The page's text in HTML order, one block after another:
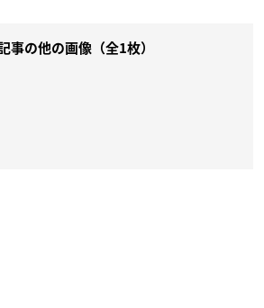
事の他の画像（全1枚）